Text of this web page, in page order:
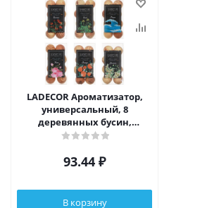
LADECОR Ароматизатор,
универсальный, 8
деревянных бусин,
ягоды,травы,океан,роза,апельсин,жасмин
93.44 ₽
В корзину